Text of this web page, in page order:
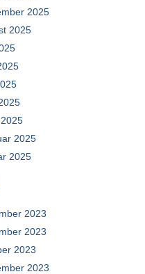
2025
2025
2025
2025
2023
2023
2023
2023